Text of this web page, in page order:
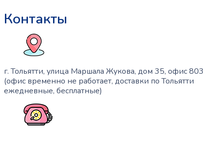
Контакты
г. Тольятти, улица Маршала Жукова, дом 35, офис 803
(офис временно не работает, доставки по Тольятти
ежедневные, бесплатные)